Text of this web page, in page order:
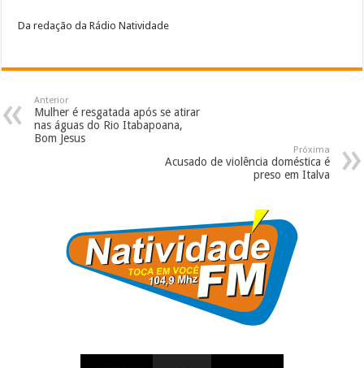
Da redação da Rádio Natividade
Anterior
Mulher é resgatada após se atirar
nas águas do Rio Itabapoana,
Bom Jesus
Próxima
Acusado de violência doméstica é
preso em Italva